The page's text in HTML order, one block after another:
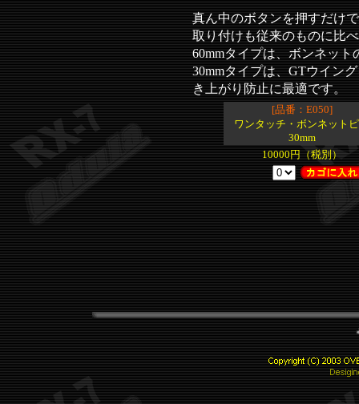
真ん中のボタンを押すだけ
取り付けも従来のものに比
60mmタイプは、ボンネッ
30mmタイプは、GTウイン
き上がり防止に最適です。
[品番：E050]
ワンタッチ・ボンネット
30mm
10000円（税別）